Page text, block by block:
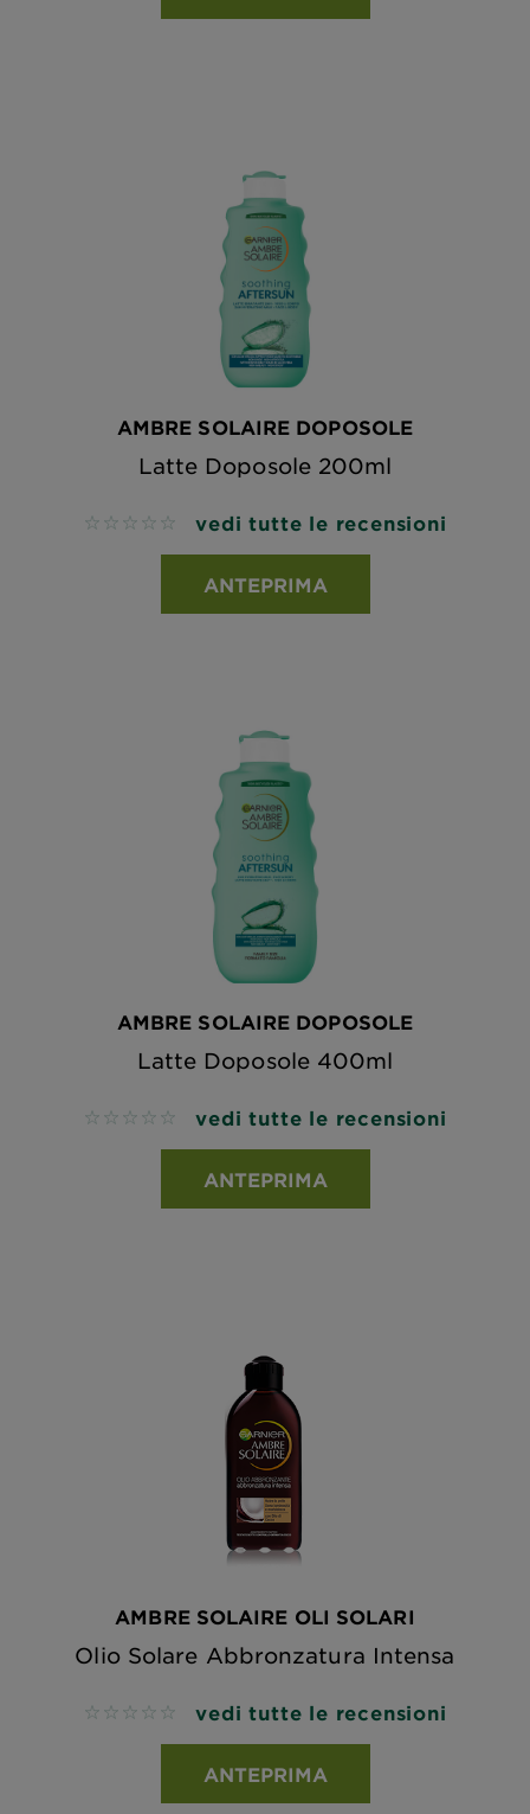
AMBRE SOLAIRE DOPOSOLE
Latte Doposole 200ml
No reviews vedi tutte le recensioni
ANTEPRIMA
AMBRE SOLAIRE DOPOSOLE
Latte Doposole 400ml
No reviews vedi tutte le recensioni
ANTEPRIMA
AMBRE SOLAIRE OLI SOLARI
Olio Solare Abbronzatura Intensa
No reviews vedi tutte le recensioni
ANTEPRIMA